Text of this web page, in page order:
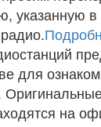
указанную
для
на